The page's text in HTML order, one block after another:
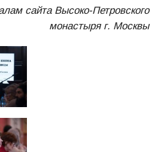
сайта Высоко-Петровского
монастыря г. Москвы